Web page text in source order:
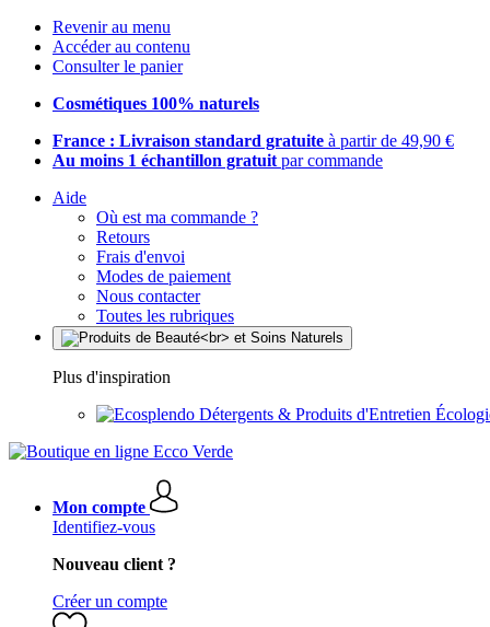
Revenir au menu
Accéder au contenu
Consulter le panier
Cosmétiques 100% naturels
France : Livraison standard gratuite à partir de 49,90 €
Au moins 1 échantillon gratuit par commande
Aide
Où est ma commande ?
Retours
Frais d'envoi
Modes de paiement
Nous contacter
Toutes les rubriques
Plus d'inspiration
Détergents & Produits d'Entretien
Mon compte
Identifiez-vous
Nouveau client ?
Créer un compte